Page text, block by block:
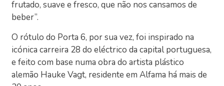
frutado, suave e fresco, que não nos cansamos de
beber”.
O rótulo do Porta 6, por sua vez, foi inspirado na
icónica carreira 28 do eléctrico da capital portuguesa,
e feito com base numa obra do artista plástico
alemão Hauke Vagt, residente em Alfama há mais de